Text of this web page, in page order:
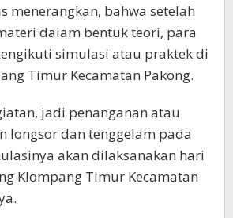
menerangkan, bahwa setelah
dalam bentuk teori, para
simulasi atau praktek di
Timur Kecamatan Pakong.
jadi penanganan atau
longsor dan tenggelam pada
akan dilaksanakan hari
Klompang Timur Kecamatan